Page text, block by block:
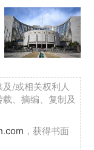
/或相关权利人
、摘编、复制及
，获得书面